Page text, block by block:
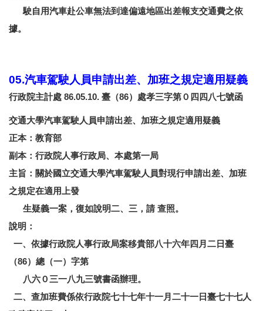
駛自用汽車赴公車無法到達偏遠地區出差報支交通費之依
據。
05.汽車駕駛人員申請出差、加班之規定適用疑義
行政院主計處 86.05.10. 臺（86）處孝三字第０四四八七號函
交通大學汽車駕駛人員申請出差、加班之規定適用疑義
正本：教育部
副本：行政院人事行政局、本處第一局
主旨：關於國立交通大學汽車駕駛人員對現行申請出差、加班
之規定在適用上發
生疑義一案，復如說明二、三，請 查照。
說明：
一、依據行政院人事行政局案移貴部八十六年四月二日臺
（86）總（一）字第
八六０三一八九三號書函辦理。
二、查加班費係依行政院七十七年十一月二十一日臺七十七人